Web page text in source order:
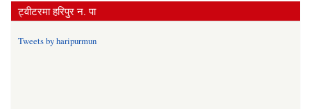
ट्वीटरमा हरिपुर न. पा
Tweets by haripurmun